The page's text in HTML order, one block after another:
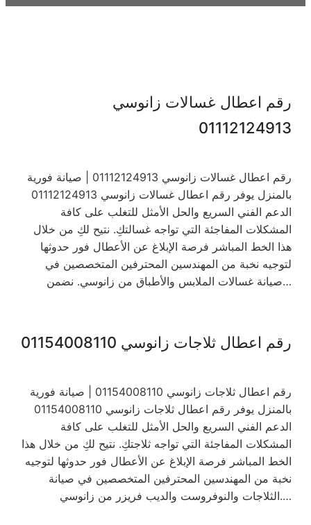
رقم اعطال غسالات زانوسي
01112124913
رقم اعطال غسالات زانوسي 01112124913 | صيانة فورية
بالمنزل يوفر رقم اعطال غسالات زانوسي 01112124913
الدعم الفني السريع والحل الأمثل للتغلب على كافة
المشكلات المفاجئة التي تواجه غسالتكِ. نتيح لكِ من خلال
هذا الخط المباشر فرصة الإبلاغ عن الأعطال فور حدوثها
لتوجيه نخبة من المهندسين المحترفين المتخصصين في
صيانة غسالات الملابس والأطباق من زانوسي. نضمن…
رقم اعطال ثلاجات زانوسي 01154008110
رقم اعطال ثلاجات زانوسي 01154008110 | صيانة فورية
بالمنزل يوفر رقم اعطال ثلاجات زانوسي 01154008110
الدعم الفني السريع والحل الأمثل للتغلب على كافة
المشكلات المفاجئة التي تواجه ثلاجتكِ. نتيح لكِ من خلال هذا
الخط المباشر فرصة الإبلاغ عن الأعطال فور حدوثها لتوجيه
نخبة من المهندسين المحترفين المتخصصين في صيانة
الثلاجات والنوفروست والديب فريزر من زانوسي.…